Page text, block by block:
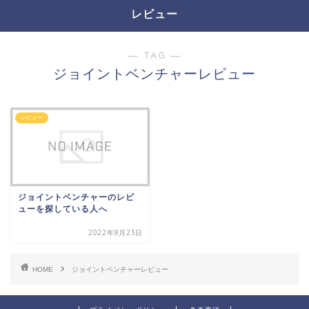
レビュー
― TAG ―
ジョイントベンチャーレビュー
レビュー
ジョイントベンチャーのレビ
ューを探している人へ
2022年8月23日
HOME ジョイントベンチャーレビュー